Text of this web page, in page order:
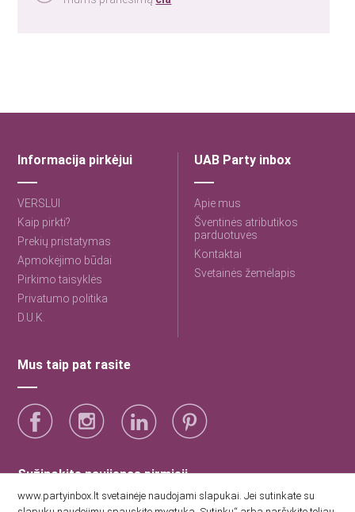
Informacija pirkėjui
VERSLUI
Kaip pirkti?
Prekių pristatymas
Apmokėjimo būdai
Pirkimo taisyklės
Privatumo politika
D.U.K.
UAB Party inbox
Apie mus
Šventinės atributikos
parduotuvės
Kontaktai
Svetainės žemėlapis
Mus taip pat rasite
Sužinokite naujienas pirmieji
www.partyinbox.lt svetainėje naudojami slapukai. Jei sutinkate su